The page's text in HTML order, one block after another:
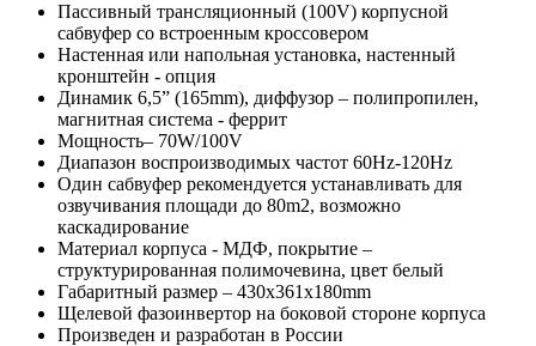
Пассивный трансляционный (100V) корпусной
сабвуфер со встроенным кроссовером
Настенная или напольная установка, настенный
кронштейн - опция
Динамик 6,5” (165mm), диффузор – полипропилен,
магнитная система - феррит
Мощность– 70W/100V
Диапазон воспроизводимых частот 60Hz-120Hz
Один сабвуфер рекомендуется устанавливать для
озвучивания площади до 80m2, возможно
каскадирование
Материал корпуса - МДФ, покрытие –
структурированная полимочевина, цвет белый
Габаритный размер – 430x361x180mm
Щелевой фазоинвертор на боковой стороне корпуса
Произведен и разработан в России